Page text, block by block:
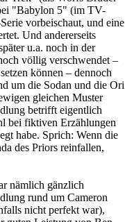
"Babylon 5" (im TV-
vorbeischaut, und eine
Und andererseits
u.a. noch in der
völlig verschwendet –
können – dennoch
um die Sodan und die Ori
gleichen Muster
betrifft eigentlich
bei fiktiven Erzählungen
habe. Sprich: Wenn die
des Priors reinfallen,
nämlich gänzlich
rund um Cameron
nicht perfekt war),